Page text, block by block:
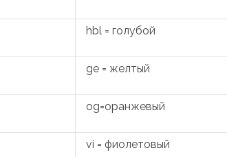
hbl = голубой
ge = желтый
og=оранжевый
vi = фиолетовый